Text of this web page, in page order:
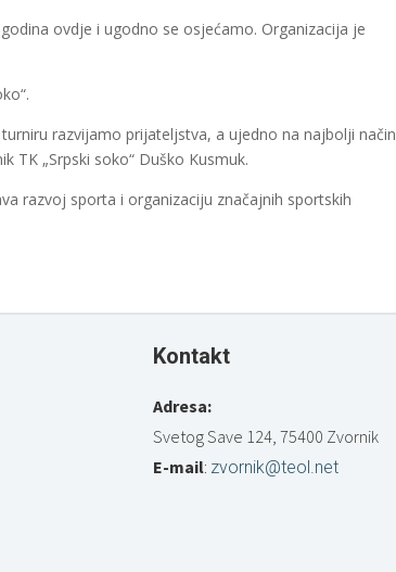
ovdje i ugodno se osjećamo. Organizacija je
razvijamo prijateljstva, a ujedno na najbolji način
TK „Srpski soko“ Duško Kusmuk.
razvoj sporta i organizaciju značajnih sportskih
Kontakt
Adresa:
Svetog Save 124, 75400 Zvornik
E-mail: zvornik@teol.net